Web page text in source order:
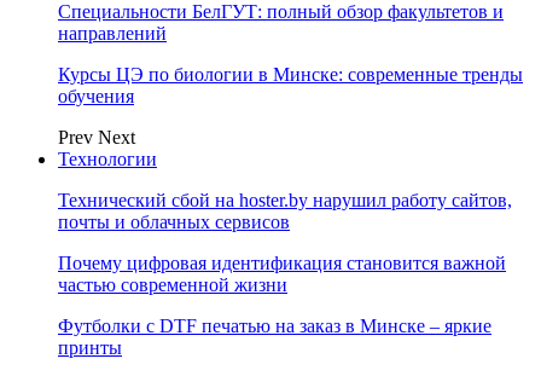
Специальности БелГУТ: полный обзор факультетов и
направлений
Курсы ЦЭ по биологии в Минске: современные тренды
обучения
Prev Next
Технологии
Технический сбой на hoster.by нарушил работу сайтов,
почты и облачных сервисов
Почему цифровая идентификация становится важной
частью современной жизни
Футболки с DTF печатью на заказ в Минске – яркие
принты